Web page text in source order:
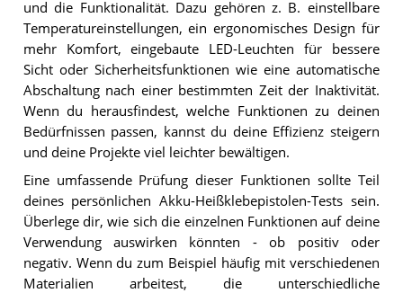
und die Funktionalität. Dazu gehören z. B. einstellbare
Temperatureinstellungen, ein ergonomisches Design für
mehr Komfort, eingebaute LED-Leuchten für bessere
Sicht oder Sicherheitsfunktionen wie eine automatische
Abschaltung nach einer bestimmten Zeit der Inaktivität.
Wenn du herausfindest, welche Funktionen zu deinen
Bedürfnissen passen, kannst du deine Effizienz steigern
und deine Projekte viel leichter bewältigen.
Eine umfassende Prüfung dieser Funktionen sollte Teil
deines persönlichen Akku-Heißklebepistolen-Tests sein.
Überlege dir, wie sich die einzelnen Funktionen auf deine
Verwendung auswirken könnten - ob positiv oder
negativ. Wenn du zum Beispiel häufig mit verschiedenen
Materialien arbeitest, die unterschiedliche